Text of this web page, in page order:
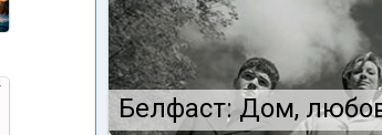
Белфаст: Дом,